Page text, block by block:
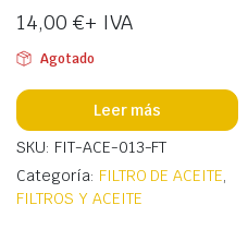
14,00 €+ IVA
Agotado
Leer más
SKU: FIT-ACE-013-FT
Categoría: FILTRO DE ACEITE,
FILTROS Y ACEITE